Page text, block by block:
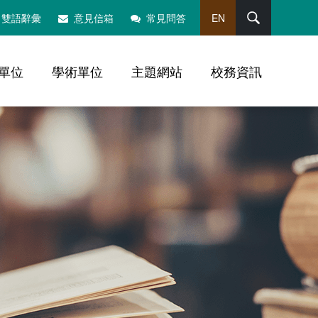
雙語辭彙 意見信箱 常見問答 EN
位 學術單位 主題網站 校務資訊